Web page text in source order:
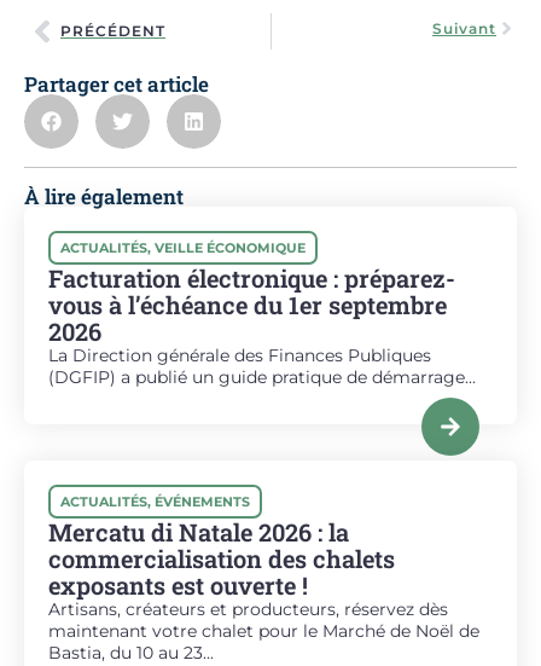
Partager cet article
À lire également
ACTUALITÉS, VEILLE ÉCONOMIQUE
Facturation électronique : préparez-
vous à l’échéance du 1er septembre
2026
La Direction générale des Finances Publiques
(DGFIP) a publié un guide pratique de démarrage...
ACTUALITÉS, ÉVÉNEMENTS
Mercatu di Natale 2026 : la
commercialisation des chalets
exposants est ouverte !
Artisans, créateurs et producteurs, réservez dès
maintenant votre chalet pour le Marché de Noël de
Bastia, du 10 au 23...
PRÉCÉDENT Suivant